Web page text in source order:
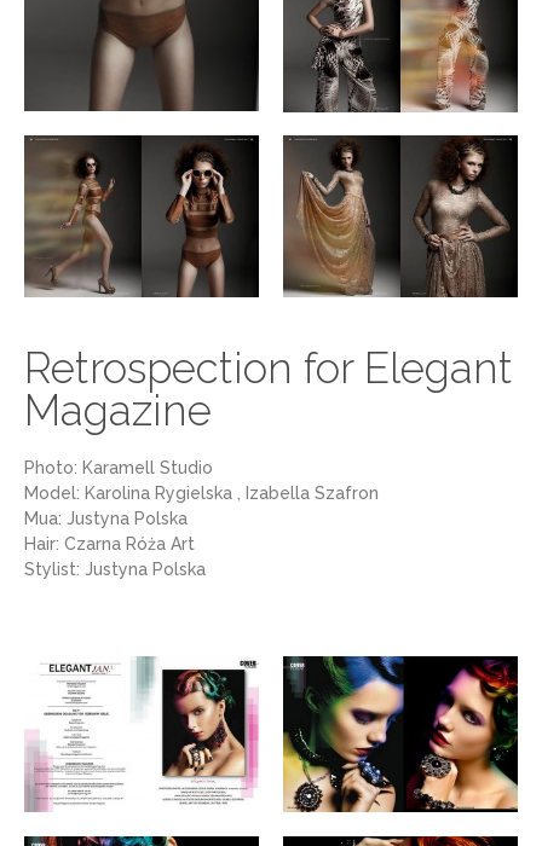
Retrospection for Elegant
Magazine
Photo: Karamell Studio
Model: Karolina Rygielska , Izabella Szafron
Mua: Justyna Polska
Hair: Czarna Róża Art
Stylist: Justyna Polska